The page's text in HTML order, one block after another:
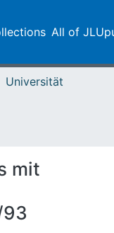
All of
Universität
mit